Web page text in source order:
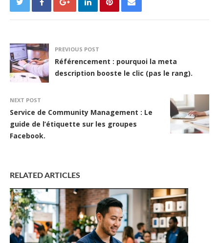
PREVIOUS POST
Référencement : pourquoi la meta
description booste le clic (pas le rang).
NEXT POST
Service de Community Management : Le
guide de l’étiquette sur les groupes
Facebook.
RELATED ARTICLES